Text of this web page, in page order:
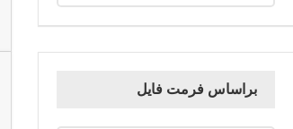
براساس فرمت فایل